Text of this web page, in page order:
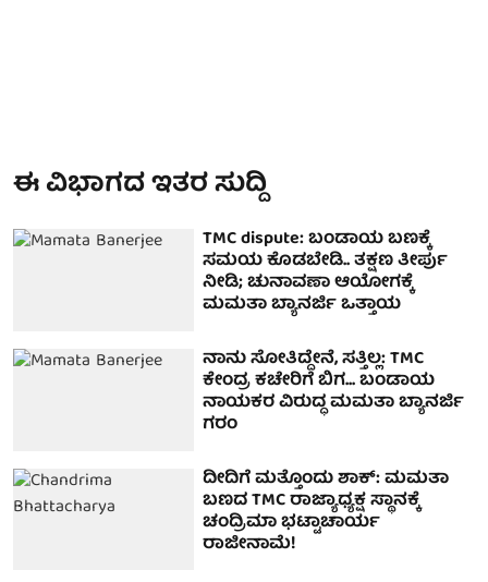
ಈ ವಿಭಾಗದ ಇತರ ಸುದ್ದಿ
TMC dispute: ಬಂಡಾಯ ಬಣಕ್ಕೆ
ಸಮಯ ಕೊಡಬೇಡಿ.. ತಕ್ಷಣ ತೀರ್ಪು
ನೀಡಿ; ಚುನಾವಣಾ ಆಯೋಗಕ್ಕೆ
ಮಮತಾ ಬ್ಯಾನರ್ಜಿ ಒತ್ತಾಯ
ನಾನು ಸೋತಿದ್ದೇನೆ, ಸತ್ತಿಲ್ಲ: TMC
ಕೇಂದ್ರ ಕಚೇರಿಗೆ ಬಿಗ... ಬಂಡಾಯ
ನಾಯಕರ ವಿರುದ್ಧ ಮಮತಾ ಬ್ಯಾನರ್ಜಿ
ಗರಂ
ದೀದಿಗೆ ಮತ್ತೊಂದು ಶಾಕ್: ಮಮತಾ
ಬಣದ TMC ರಾಜ್ಯಾಧ್ಯಕ್ಷ ಸ್ಥಾನಕ್ಕೆ
ಚಂದ್ರಿಮಾ ಭಟ್ಟಾಚಾರ್ಯ
ರಾಜೀನಾಮೆ!